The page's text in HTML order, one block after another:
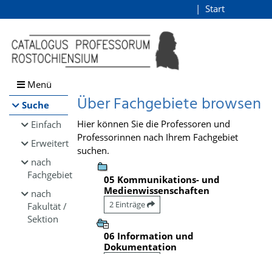
Browsen
direkt zum Inhalt
Start
Menü
Suche
Einfach
Erweitert
nach
Fachgebiet
nach
Fakultät /
Sektion
Über Fachgebiete browsen
Hier können Sie die Professoren und
Professorinnen nach Ihrem Fachgebiet
suchen.
05 Kommunikations- und
Medienwissenschaften
2 Einträge
06 Information und
Dokumentation